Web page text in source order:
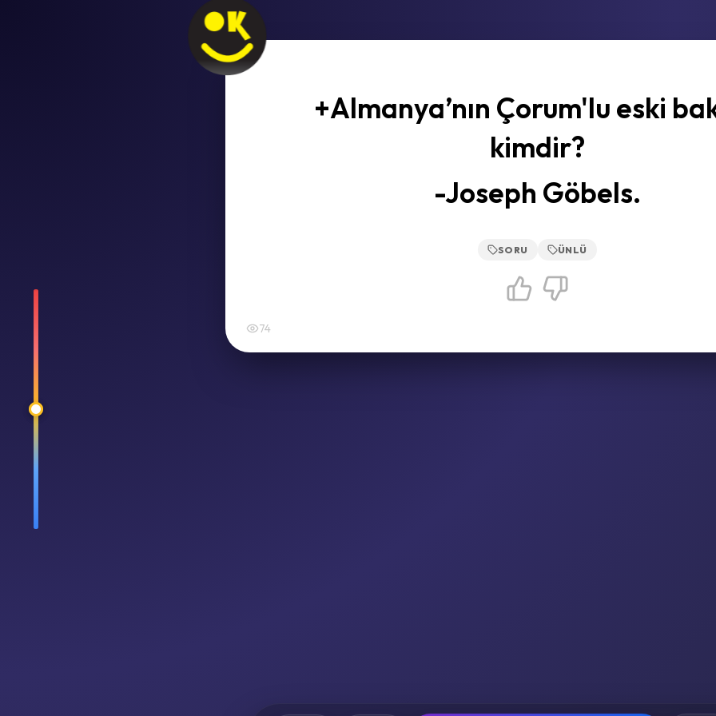
+Almanya’nın Çorum'lu eski
kimdir?
-Joseph Göbels.
SORU ÜNLÜ
74